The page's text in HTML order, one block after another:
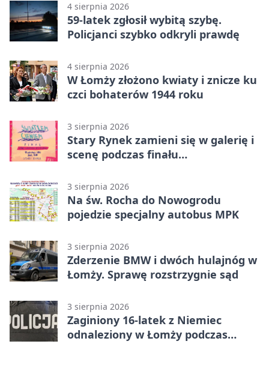
4 sierpnia 2026
59-latek zgłosił wybitą szybę.
Policjanci szybko odkryli prawdę
4 sierpnia 2026
W Łomży złożono kwiaty i znicze ku
czci bohaterów 1944 roku
3 sierpnia 2026
Stary Rynek zamieni się w galerię i
scenę podczas finału
3 sierpnia 2026
Na św. Rocha do Nowogrodu
pojedzie specjalny autobus MPK
3 sierpnia 2026
Zderzenie BMW i dwóch hulajnóg w
Łomży. Sprawę rozstrzygnie sąd
3 sierpnia 2026
Zaginiony 16-latek z Niemiec
odnaleziony w Łomży podczas